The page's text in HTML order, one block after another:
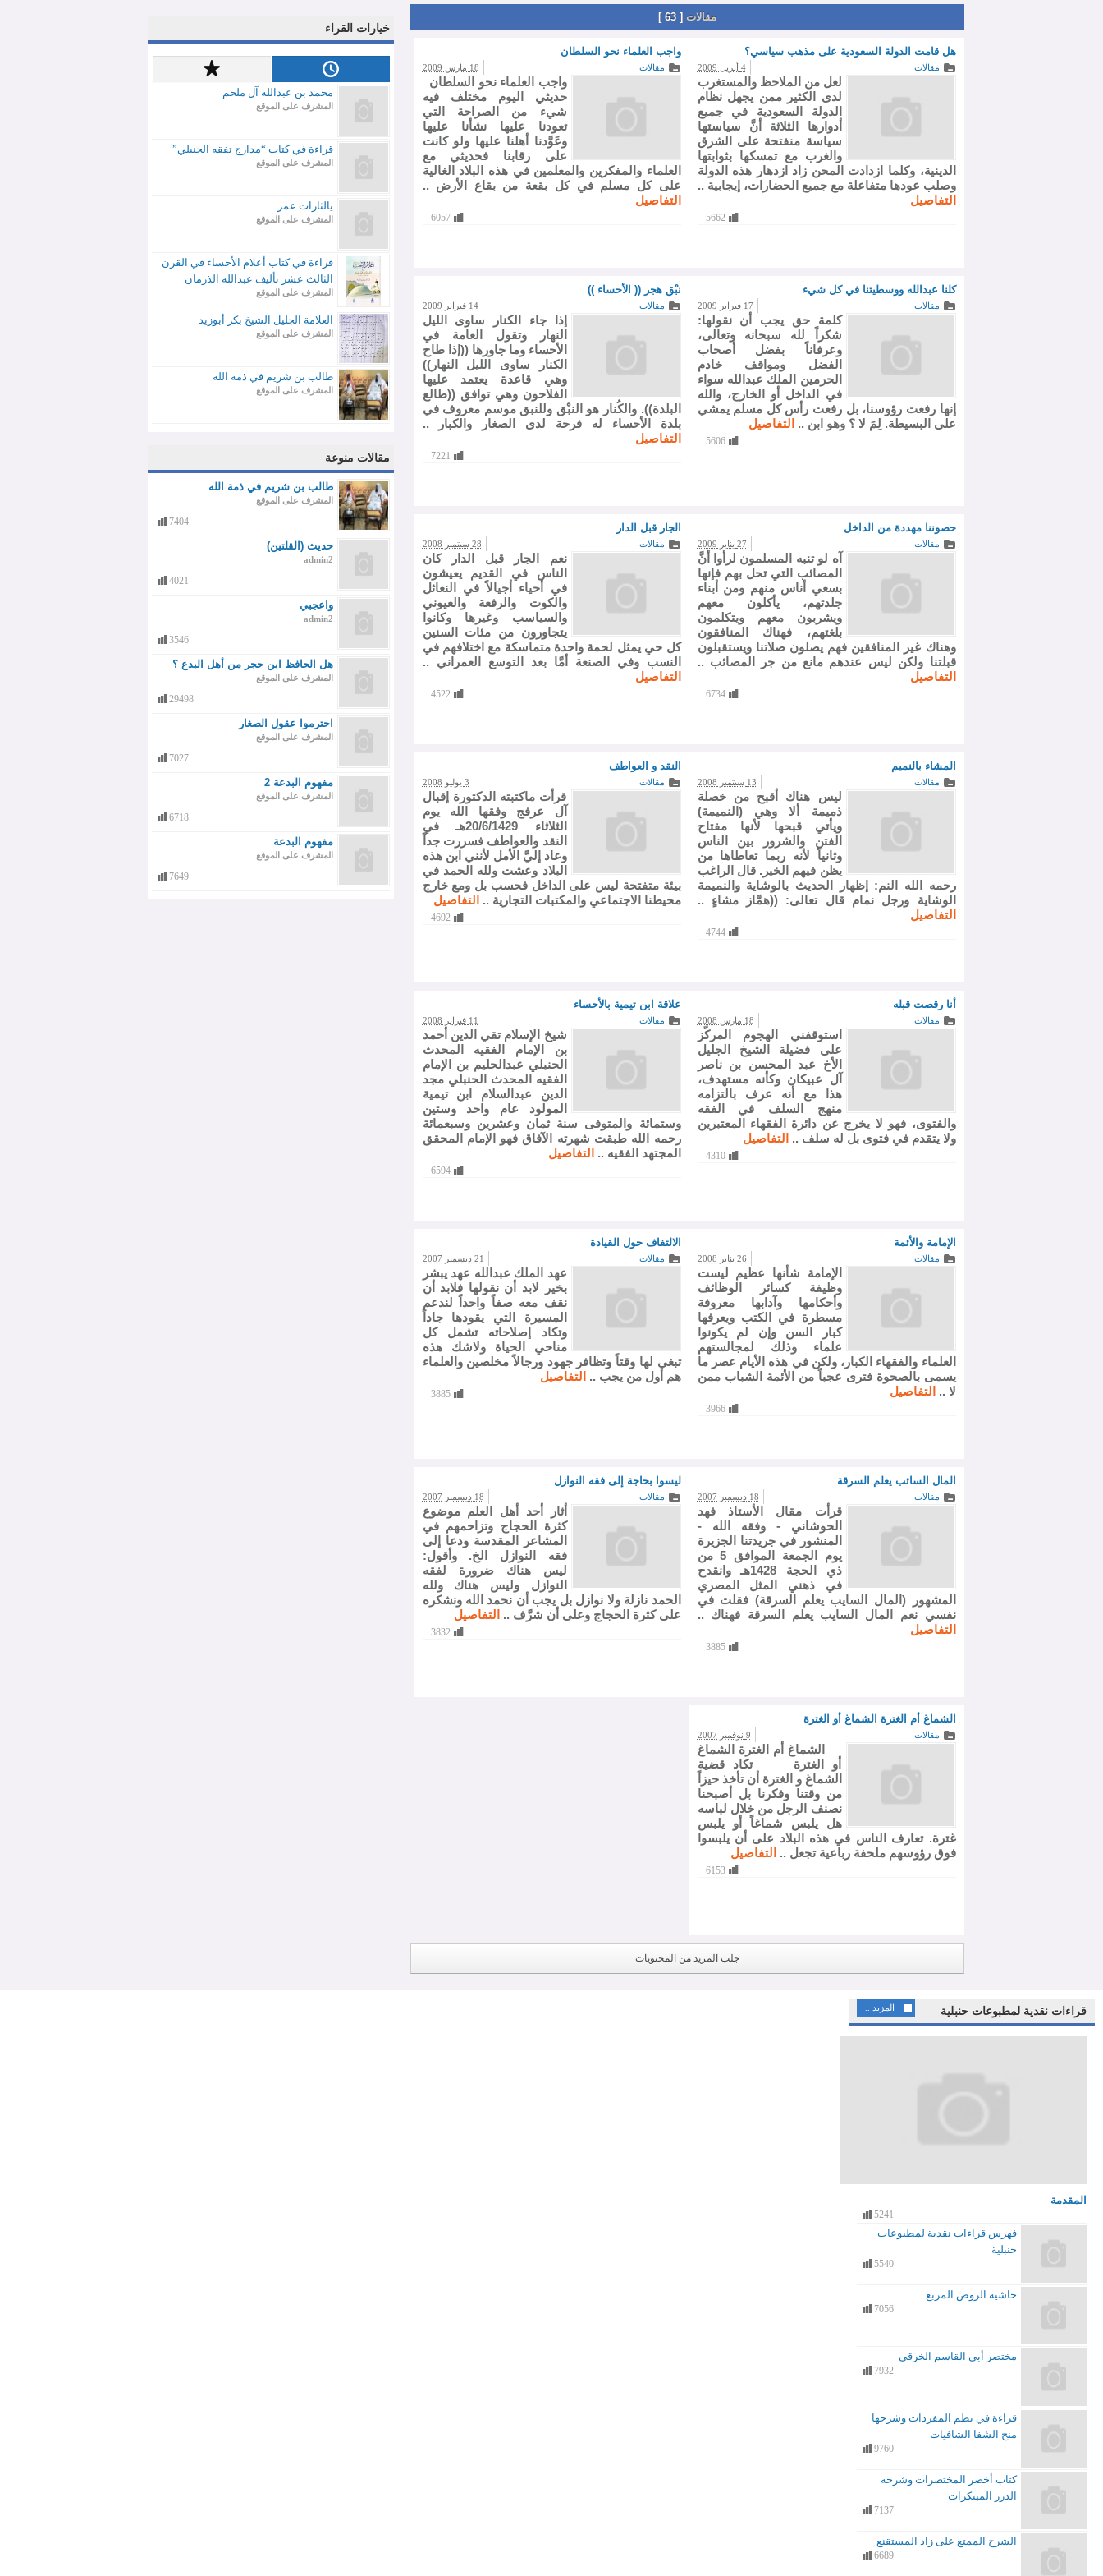
مقالات [ 63 ]
هل قامت الدولة السعودية على مذهب سياسي؟
مقالات 4 أبريل 2009
لعل من الملاحظ والمستغرب
لدى الكثير ممن يجهل نظام
الدولة السعودية في جميع
أدوارها الثلاثة أنَّ سياستها
سياسة منفتحة على الشرق
والغرب مع تمسكها بثوابتها
الدينية، وكلما ازدادت المحن زاد ازدهار هذه الدولة
وصلب عودها متفاعلة مع جميع الحضارات، إيجابية ..
التفاصيل
5662
واجب العلماء نحو السلطان
مقالات 18 مارس 2009
واجب العلماء نحو السلطان
حديثي اليوم مختلف فيه
شيء من الصراحة التي
تعودنا عليها نشأنا عليها
وعَوَّدنا أهلنا عليها ولو كانت
على رقابنا فحديثي مع
العلماء والمفكرين والمعلمين في هذه البلاد الغالية
على كل مسلم في كل بقعة من بقاع الأرض ..
التفاصيل
6057
كلنا عبدالله ووسطيتنا في كل شيء
مقالات 17 فبراير 2009
كلمة حق يجب أن نقولها:
شكراً لله سبحانه وتعالى،
وعرفاناً بفضل أصحاب
الفضل ومواقف خادم
الحرمين الملك عبدالله سواء
في الداخل أو الخارج، والله
إنها رفعت رؤوسنا، بل رفعت رأس كل مسلم يمشي
على البسيطة. لِمَ لا ؟ وهو ابن .. التفاصيل
5606
نبْق هجر (( الأحساء ))
مقالات 14 فبراير 2009
إذا جاء الكنار ساوى الليل
النهار وتقول العامة في
الأحساء وما جاورها ((إذا طاح
الكنار ساوى الليل النهار))
وهي قاعدة يعتمد عليها
الفلاحون وهي توافق ((طالع
البلدة)). والكُنار هو النبْق وللنبق موسم معروف في
بلدة الأحساء له فرحة لدى الصغار والكبار ..
التفاصيل
7221
حصوننا مهددة من الداخل
مقالات 27 يناير 2009
آه لو تنبه المسلمون لرأوا أنَّ
المصائب التي تحل بهم فإنها
بسعي أناس منهم ومن أبناء
جلدتهم، يأكلون معهم
ويشربون معهم ويتكلمون
بلغتهم، فهناك المنافقون
وهناك غير المنافقين فهم يصلون صلاتنا ويستقبلون
قبلتنا ولكن ليس عندهم مانع من جر المصائب ..
التفاصيل
6734
الجار قبل الدار
مقالات 28 سبتمبر 2008
نعم الجار قبل الدار كان
الناس في القديم يعيشون
في أحياء أجيالاً في النعاثل
والكوت والرفعة والعيوني
والسياسب وغيرها وكانوا
يتجاورون من مئات السنين
كل حي يمثل لحمة واحدة متماسكة مع اختلافهم في
النسب وفي الصنعة أمَّا بعد التوسع العمراني ..
التفاصيل
4522
المشاء بالنميم
مقالات 13 سبتمبر 2008
ليس هناك أقبح من خصلة
ذميمة ألا وهي (النميمة)
ويأتي قبحها لأنها مفتاح
الفتن والشرور بين الناس
وثانياً لأنه ربما تعاطاها من
يظن فيهم الخير. قال الراغب
رحمه الله النم: إظهار الحديث بالوشاية والنميمة
الوشاية ورجل نمام قال تعالى: ((همَّاز مشاءٍ ..
التفاصيل
4744
النقد و العواطف
مقالات 3 يوليو 2008
قرأت ماكتبته الدكتورة إقبال
آل عرفج وفقها الله يوم
الثلاثاء 20/6/1429هـ في
النقد والعواطف فسررت جداً
وعاد إليَّ الأمل لأنني ابن هذه
البلاد وعشت ولله الحمد في
بيئة متفتحة ليس على الداخل فحسب بل ومع خارج
محيطنا الاجتماعي والمكتبات التجارية .. التفاصيل
4692
أنا رقصت قبله
مقالات 18 مارس 2008
استوقفني الهجوم المركّز
على فضيلة الشيخ الجليل
الأخ عبد المحسن بن ناصر
آل عبيكان وكأنه مستهدف،
هذا مع أنه عرف بالتزامه
منهج السلف في الفقه
والفتوى، فهو لا يخرج عن دائرة الفقهاء المعتبرين
ولا يتقدم في فتوى بل له سلف .. التفاصيل
4310
علاقة ابن تيمية بالأحساء
مقالات 11 فبراير 2008
شيخ الإسلام تقي الدين أحمد
بن الإمام الفقيه المحدث
الحنبلي عبدالحليم بن الإمام
الفقيه المحدث الحنبلي مجد
الدين عبدالسلام ابن تيمية
المولود عام واحد وستين
وستمائة والمتوفى سنة ثمان وعشرين وسبعمائة
رحمه الله طبقت شهرته الآفاق فهو الإمام المحقق
المجتهد الفقيه .. التفاصيل
6594
الإمامة والأئمة
مقالات 26 يناير 2008
الإمامة شأنها عظيم ليست
وظيفة كسائر الوظائف
وأحكامها وآدابها معروفة
مسطرة في الكتب ويعرفها
كبار السن وإن لم يكونوا
علماء وذلك لمجالستهم
العلماء والفقهاء الكبار، ولكن في هذه الأيام عصر ما
يسمى بالصحوة فترى عجباً من الأئمة الشباب ممن
لا .. التفاصيل
3966
الالتفاف حول القيادة
مقالات 21 ديسمبر 2007
عهد الملك عبدالله عهد يبشر
بخير لابد أن نقولها فلابد أن
نقف معه صفاً واحداً لندعم
المسيرة التي يقودها جاداً
وتكاد إصلاحاته تشمل كل
مناحي الحياة ولاشك هذه
تبغي لها وقتاً وتظافر جهود ورجالاً مخلصين والعلماء
هم أول من يجب .. التفاصيل
3885
المال السائب يعلم السرقة
مقالات 18 ديسمبر 2007
قرأت مقال الأستاذ فهد
الحوشاني - وفقه الله -
المنشور في جريدتنا الجزيرة
يوم الجمعة الموافق 5 من
ذي الحجة 1428هـ وانقدح
في ذهني المثل المصري
المشهور (المال السايب يعلم السرقة) فقلت في
نفسي نعم المال السايب يعلم السرقة فهناك ..
التفاصيل
3885
ليسوا بحاجة إلى فقه النوازل
مقالات 18 ديسمبر 2007
أثار أحد أهل العلم موضوع
كثرة الحجاج وتزاحمهم في
المشاعر المقدسة ودعا إلى
فقه النوازل الخ. وأقول:
ليس هناك ضرورة لفقه
النوازل وليس هناك ولله
الحمد نازلة ولا نوازل بل يجب أن نحمد الله ونشكره
على كثرة الحجاج وعلى أن شرَّف .. التفاصيل
3832
الشماغ أم الغترة الشماغ أو الغترة
مقالات 9 نوفمبر 2007
الشماغ أم الغترة الشماغ
أو الغترة تكاد قضية
الشماغ و الغترة أن تأخذ حيزاً
من وقتنا وفكرنا بل أصبحنا
نصنف الرجل من خلال لباسه
هل يلبس شماغاً أو يلبس
غترة. تعارف الناس في هذه البلاد على أن يلبسوا
فوق رؤوسهم ملحفة رباعية تجعل .. التفاصيل
6153
جلب المزيد من المحتويات
خيارات القراء
محمد بن عبدالله آل ملحم
المشرف على الموقع
قراءة في كتاب “مدارج تفقه الحنبلي”
المشرف على الموقع
يالثارات عمر
المشرف على الموقع
قراءة في كتاب أعلام الأحساء في القرن
الثالث عشر تأليف عبدالله الذرمان
المشرف على الموقع
العلامة الجليل الشيخ بكر أبوزيد
المشرف على الموقع
طالب بن شريم في ذمة الله
المشرف على الموقع
مقالات منوعة
طالب بن شريم في ذمة الله
المشرف على الموقع
7404
حديث (القلتين)
admin2
4021
واعجبي
admin2
3546
هل الحافظ ابن حجر من أهل البدع ؟
المشرف على الموقع
29498
احترموا عقول الصغار
المشرف على الموقع
7027
مفهوم البدعة 2
المشرف على الموقع
6718
مفهوم البدعة
المشرف على الموقع
7649
قراءات نقدية لمطبوعات حنبلية
المقدمة
5241
فهرس قراءات نقدية لمطبوعات
حنبلية
5540
حاشية الروض المربع
7056
مختصر أبي القاسم الخرقي
7932
قراءة في نظم المفردات وشرحها
منح الشفا الشافيات
9760
كتاب أخصر المختصرات وشرحه
الدرر المبتكرات
7137
الشرح الممتع على زاد المستقنع
6689
المزيد ..